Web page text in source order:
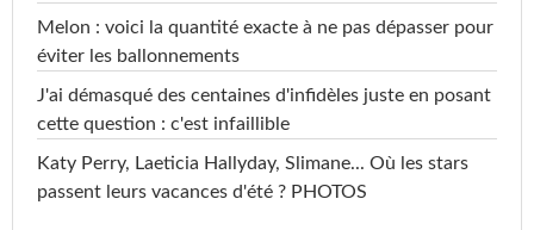
Melon : voici la quantité exacte à ne pas dépasser pour
éviter les ballonnements
J'ai démasqué des centaines d'infidèles juste en posant
cette question : c'est infaillible
Katy Perry, Laeticia Hallyday, Slimane... Où les stars
passent leurs vacances d'été ? PHOTOS